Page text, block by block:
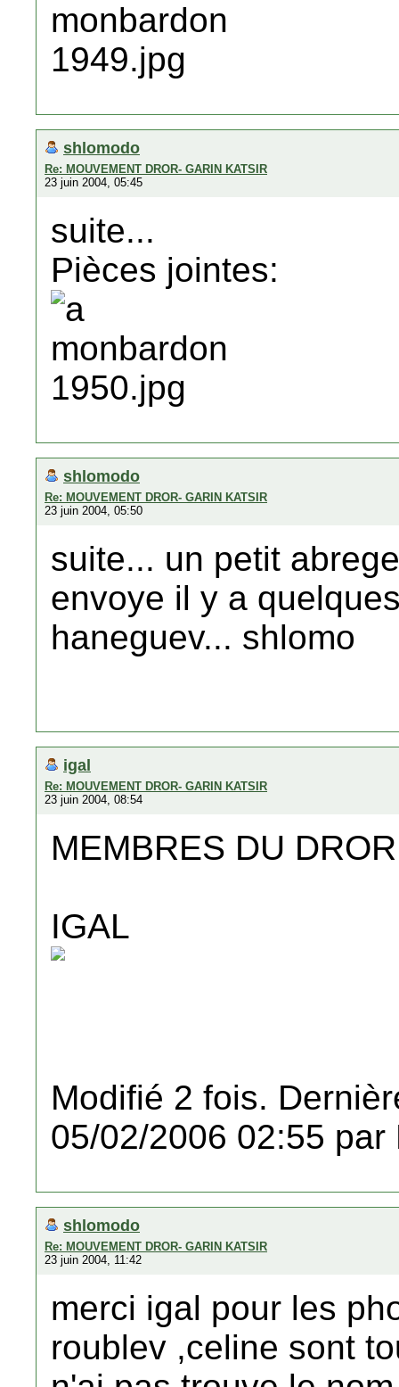
shlomodo
Re: MOUVEMENT DROR- GARIN KATSIR
23 juin 2004, 05:45
suite...
Pièces jointes:
shlomodo
Re: MOUVEMENT DROR- GARIN KATSIR
23 juin 2004, 05:50
suite... un petit
envoye il y a
haneguev... shlomo
igal
Re: MOUVEMENT DROR- GARIN KATSIR
23 juin 2004, 08:54
MEMBRES DU
IGAL
Modifié 2 fois.
05/02/2006 02:55 par
shlomodo
Re: MOUVEMENT DROR- GARIN KATSIR
23 juin 2004, 11:42
merci igal pour les
roublev ,celine sont